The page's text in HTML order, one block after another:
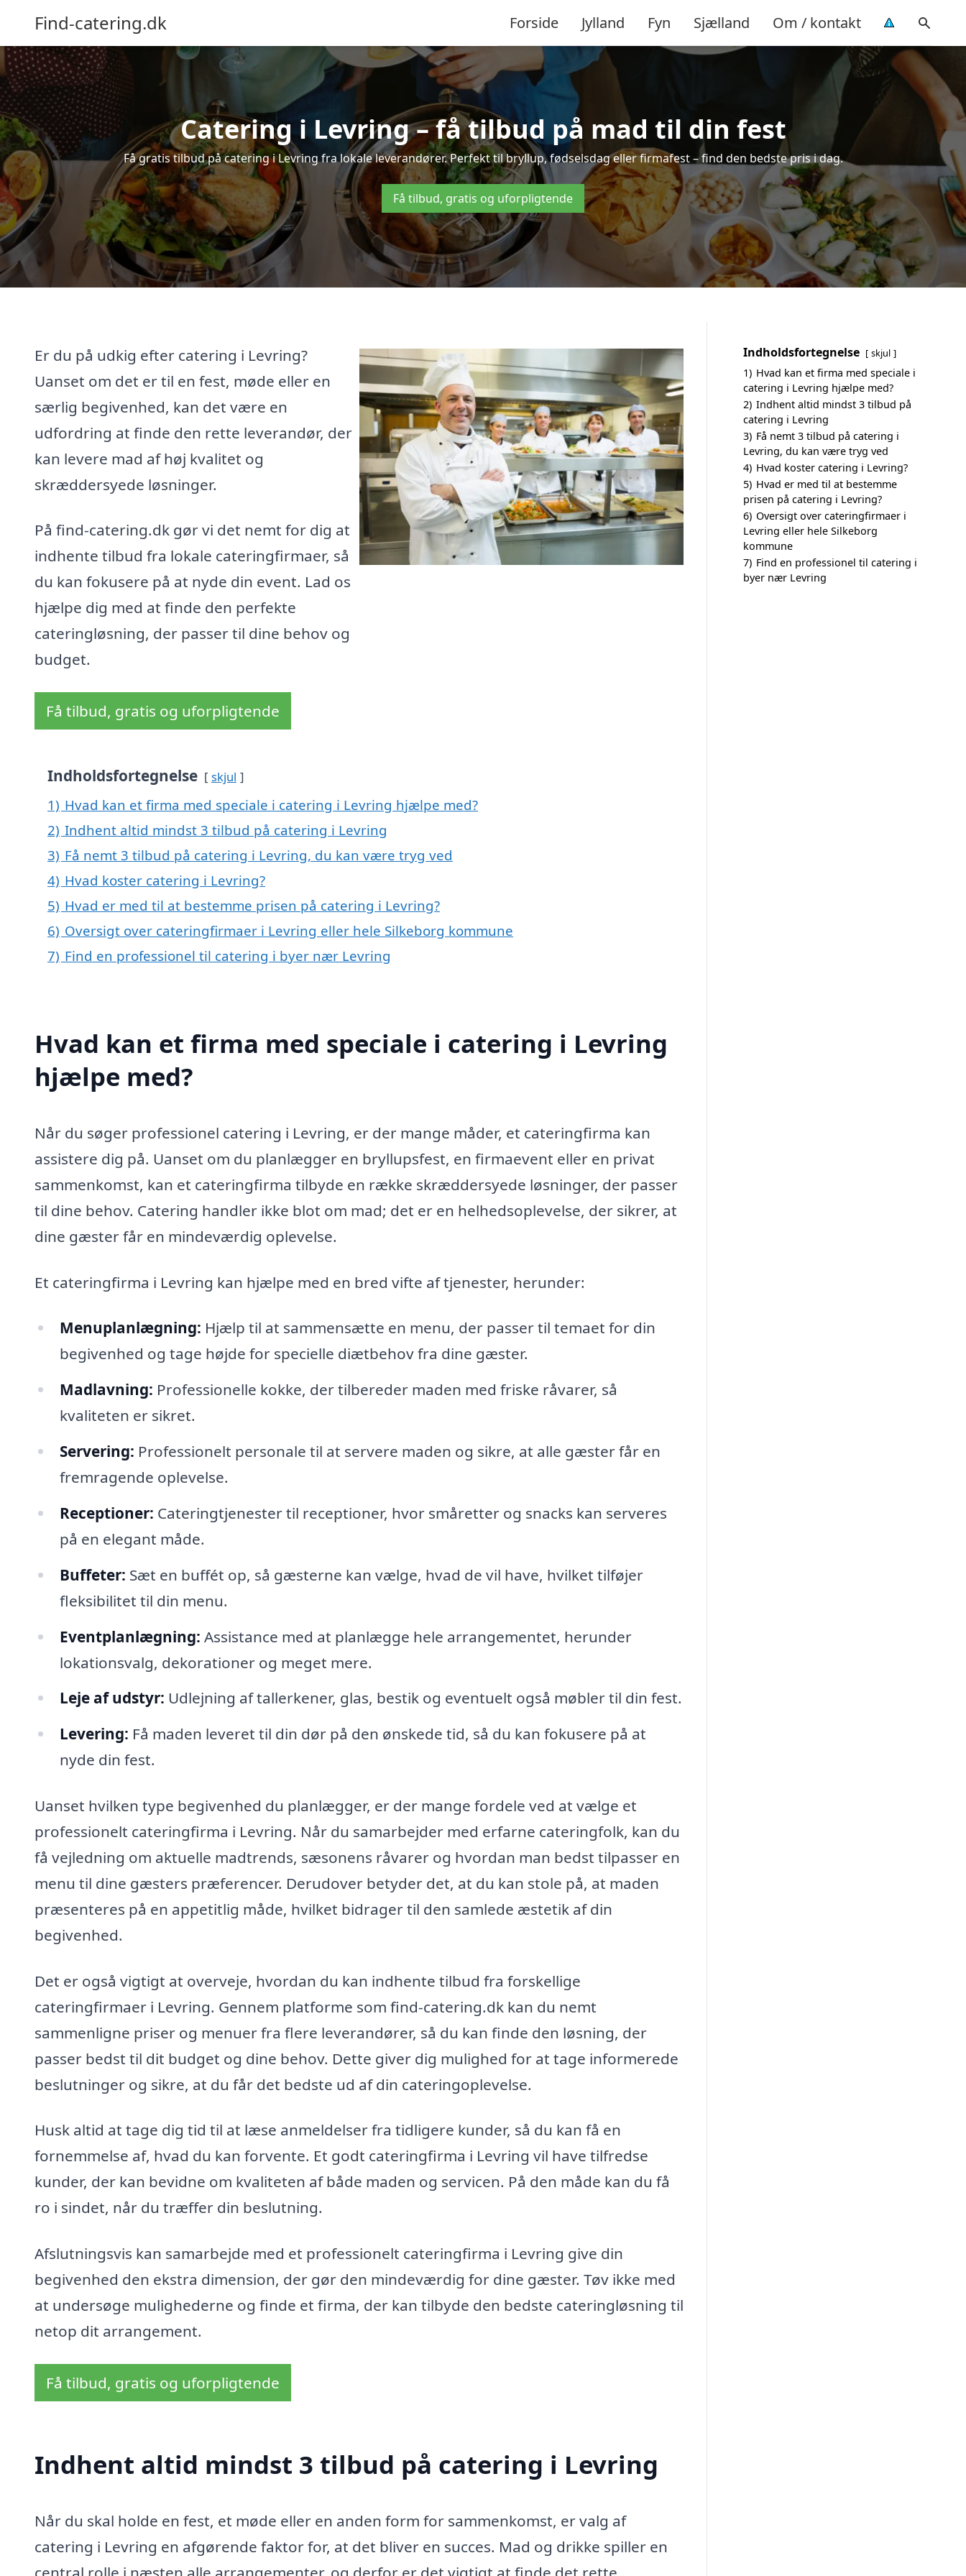
Find-catering.dk Forside Jylland Fyn Sjælland Om / kontakt
Catering i Levring – få tilbud på mad til din fest
Få gratis tilbud på catering i Levring fra lokale leverandører. Perfekt til bryllup, fødselsdag eller firmafest – find den bedste pris i dag.
Få tilbud, gratis og uforpligtende
Er du på udkig efter catering i Levring?
Uanset om det er til en fest, møde eller en
særlig begivenhed, kan det være en
udfordring at finde den rette leverandør, der
kan levere mad af høj kvalitet og
skræddersyede løsninger.
På find-catering.dk gør vi det nemt for dig at
indhente tilbud fra lokale cateringfirmaer, så
du kan fokusere på at nyde din event. Lad os
hjælpe dig med at finde den perfekte
cateringløsning, der passer til dine behov og
budget.
Få tilbud, gratis og uforpligtende
Indholdsfortegnelse skjul
1) Hvad kan et firma med speciale i catering i Levring hjælpe med?
2) Indhent altid mindst 3 tilbud på catering i Levring
3) Få nemt 3 tilbud på catering i Levring, du kan være tryg ved
4) Hvad koster catering i Levring?
5) Hvad er med til at bestemme prisen på catering i Levring?
6) Oversigt over cateringfirmaer i Levring eller hele Silkeborg kommune
7) Find en professionel til catering i byer nær Levring
Hvad kan et firma med speciale i catering i Levring
hjælpe med?
Når du søger professionel catering i Levring, er der mange måder, et cateringfirma kan
assistere dig på. Uanset om du planlægger en bryllupsfest, en firmaevent eller en privat
sammenkomst, kan et cateringfirma tilbyde en række skræddersyede løsninger, der passer
til dine behov. Catering handler ikke blot om mad; det er en helhedsoplevelse, der sikrer, at
dine gæster får en mindeværdig oplevelse.
Et cateringfirma i Levring kan hjælpe med en bred vifte af tjenester, herunder:
Menuplanlægning: Hjælp til at sammensætte en menu, der passer til temaet for din
begivenhed og tage højde for specielle diætbehov fra dine gæster.
Madlavning: Professionelle kokke, der tilbereder maden med friske råvarer, så
kvaliteten er sikret.
Servering: Professionelt personale til at servere maden og sikre, at alle gæster får en
fremragende oplevelse.
Receptioner: Cateringtjenester til receptioner, hvor småretter og snacks kan serveres
på en elegant måde.
Buffeter: Sæt en buffét op, så gæsterne kan vælge, hvad de vil have, hvilket tilføjer
fleksibilitet til din menu.
Eventplanlægning: Assistance med at planlægge hele arrangementet, herunder
lokationsvalg, dekorationer og meget mere.
Leje af udstyr: Udlejning af tallerkener, glas, bestik og eventuelt også møbler til din fest.
Levering: Få maden leveret til din dør på den ønskede tid, så du kan fokusere på at
nyde din fest.
Uanset hvilken type begivenhed du planlægger, er der mange fordele ved at vælge et
professionelt cateringfirma i Levring. Når du samarbejder med erfarne cateringfolk, kan du
få vejledning om aktuelle madtrends, sæsonens råvarer og hvordan man bedst tilpasser en
menu til dine gæsters præferencer. Derudover betyder det, at du kan stole på, at maden
præsenteres på en appetitlig måde, hvilket bidrager til den samlede æstetik af din
begivenhed.
Det er også vigtigt at overveje, hvordan du kan indhente tilbud fra forskellige
cateringfirmaer i Levring. Gennem platforme som find-catering.dk kan du nemt
sammenligne priser og menuer fra flere leverandører, så du kan finde den løsning, der
passer bedst til dit budget og dine behov. Dette giver dig mulighed for at tage informerede
beslutninger og sikre, at du får det bedste ud af din cateringoplevelse.
Husk altid at tage dig tid til at læse anmeldelser fra tidligere kunder, så du kan få en
fornemmelse af, hvad du kan forvente. Et godt cateringfirma i Levring vil have tilfredse
kunder, der kan bevidne om kvaliteten af både maden og servicen. På den måde kan du få
ro i sindet, når du træffer din beslutning.
Afslutningsvis kan samarbejde med et professionelt cateringfirma i Levring give din
begivenhed den ekstra dimension, der gør den mindeværdig for dine gæster. Tøv ikke med
at undersøge mulighederne og finde et firma, der kan tilbyde den bedste cateringløsning til
netop dit arrangement.
Få tilbud, gratis og uforpligtende
Indhent altid mindst 3 tilbud på catering i Levring
Når du skal holde en fest, et møde eller en anden form for sammenkomst, er valg af
catering i Levring en afgørende faktor for, at det bliver en succes. Mad og drikke spiller en
Indholdsfortegnelse skjul
1) Hvad kan et firma med speciale i
catering i Levring hjælpe med?
2) Indhent altid mindst 3 tilbud på
catering i Levring
3) Få nemt 3 tilbud på catering i
Levring, du kan være tryg ved
4) Hvad koster catering i Levring?
5) Hvad er med til at bestemme
prisen på catering i Levring?
6) Oversigt over cateringfirmaer i
Levring eller hele Silkeborg
kommune
7) Find en professionel til catering i
byer nær Levring